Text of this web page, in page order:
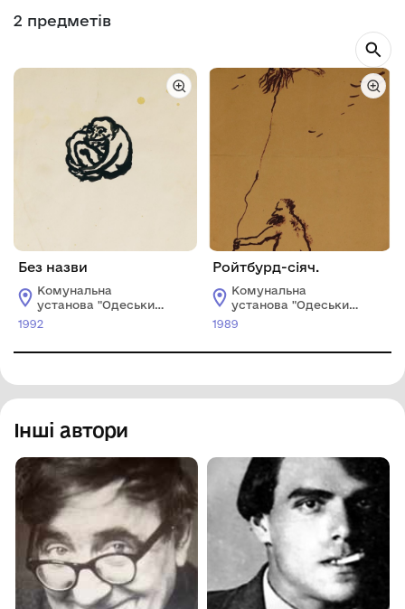
2 предметів
Без назви
Комунальна
установа "Одеський
національний
1992
Ройтбурд-сіяч.
Комунальна
установа "Одеський
національний
1989
Інші автори